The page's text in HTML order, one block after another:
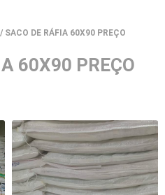
/ SACO DE RÁFIA 60X90 PREÇO
60X90 PREÇO